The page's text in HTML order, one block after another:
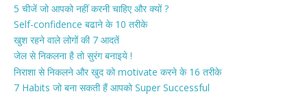
5 चीजें जो आपको नहीं करनी चाहिए और क्यों ?
Self-confidence बढाने के 10 तरीके
खुश रहने वाले लोगों की 7 आदतें
जेल से निकलना है तो सुरंग बनाइये !
निराशा से निकलने और खुद को motivate करने के 16 तरीके
7 Habits जो बना सकती हैं आपको Super Successful